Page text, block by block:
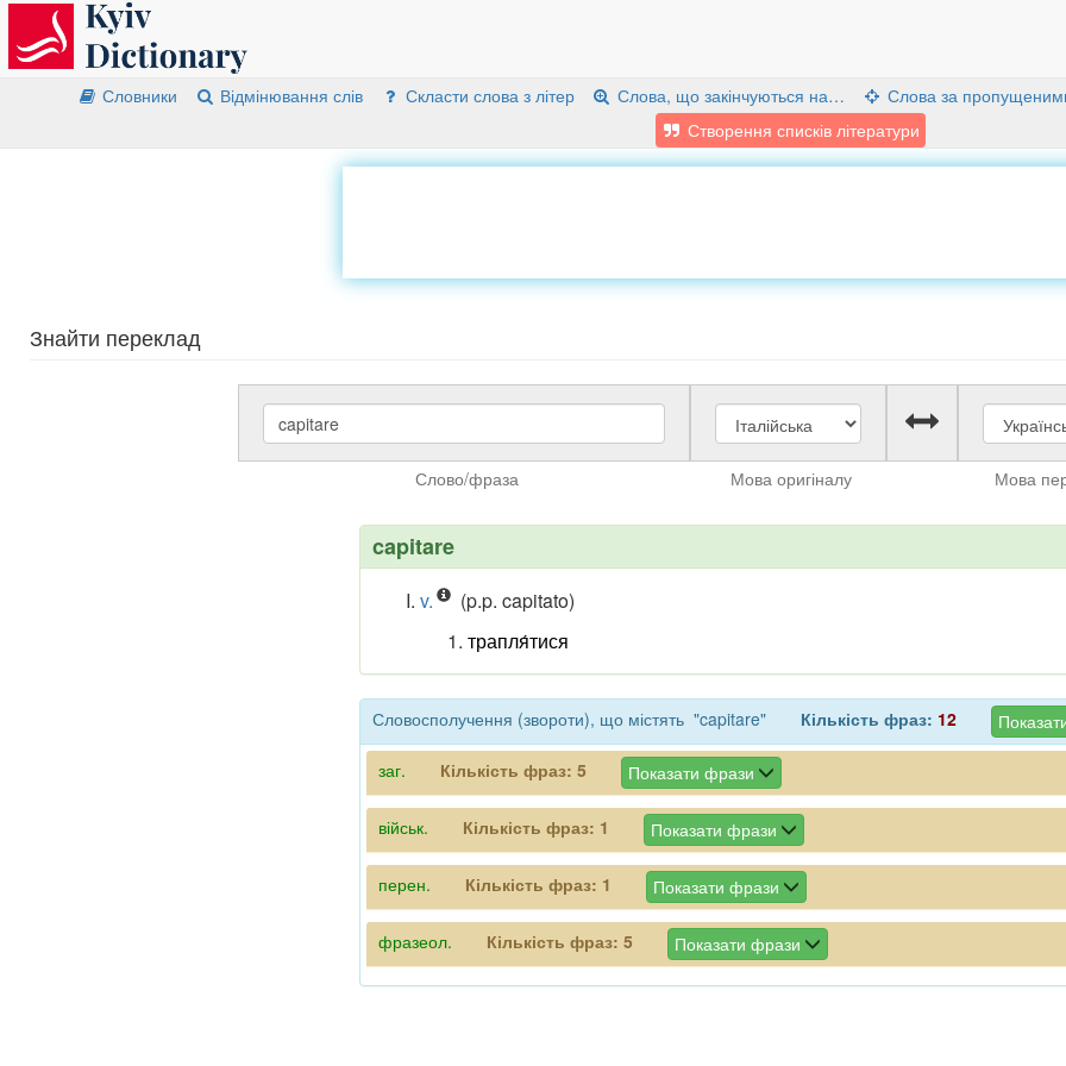
Словники Відмінювання слів Скласти слова з літер Слова, що закінчуються на… Слова за
Створення списків літератури
Знайти переклад
Слово/фраза Мова оригіналу Мова
capitare
v.
(p.p. capitato)
трапля́тися
Словосполучення (звороти), що містять "capitare" Кількість фраз: 12
заг. Кількість фраз: 5 Показати фрази
військ. Кількість фраз: 1 Показати фрази
перен. Кількість фраз: 1 Показати фрази
фразеол. Кількість фраз: 5 Показати фрази